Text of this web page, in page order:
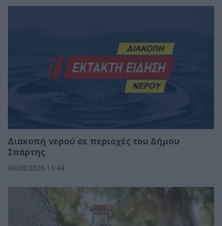
Διακοπή νερού σε περιοχές του Δήμου
Σπάρτης
04/08/2026 11:44